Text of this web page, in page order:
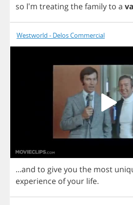
so I'm treatingthefamilyto a
Westworld - Delos Commercial
...and to giveyou the most
experience ofyour life.